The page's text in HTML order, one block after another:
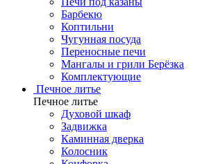
Барбекю
Коптильни
Чугунная посуда
Переносные печи
Мангалы и грили Берёзка
Комплектующие
Печное литье
Печное литье
Духовой шкаф
Задвижка
Каминная дверка
Колосник